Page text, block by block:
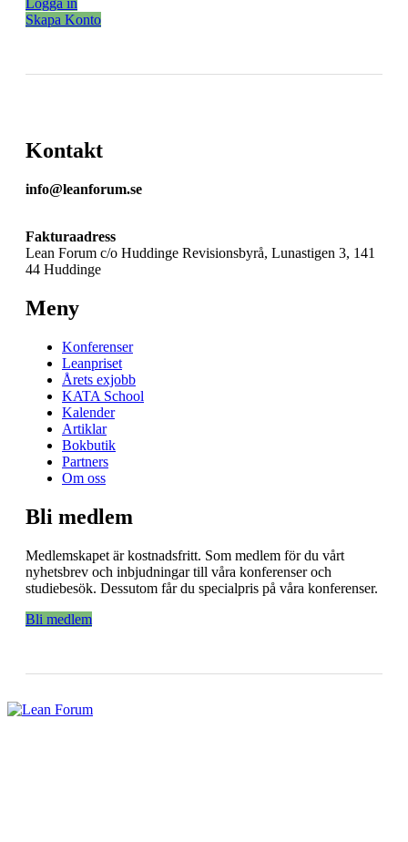
Logga in
Skapa Konto
Kontakt
info@leanforum.se
Fakturaadress
Lean Forum c/o Huddinge Revisionsbyrå, Lunastigen 3, 141
44 Huddinge
Meny
Konferenser
Leanpriset
Årets exjobb
KATA School
Kalender
Artiklar
Bokbutik
Partners
Om oss
Bli medlem
Medlemskapet är kostnadsfritt. Som medlem för du vårt
nyhetsbrev och inbjudningar till våra konferenser och
studiebesök. Dessutom får du specialpris på våra konferenser.
Bli medlem